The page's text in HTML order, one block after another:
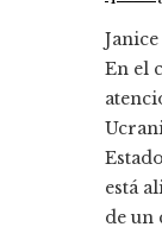
En el
está
de un